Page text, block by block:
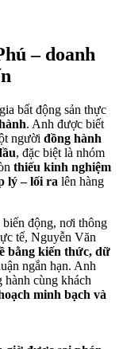
– doanh
bất động sản thực
. Anh được biết
người đồng hành
, đặc biệt là nhóm
thiếu kinh nghiệm
lý – lối ra lên hàng
động, nơi thông
tế, Nguyễn Văn
bằng kiến thức, dữ
ngắn hạn. Anh
hành cùng khách
minh bạch và